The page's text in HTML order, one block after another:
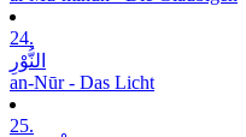
24.
النُّوْرِ
an-Nūr - Das Licht
25.